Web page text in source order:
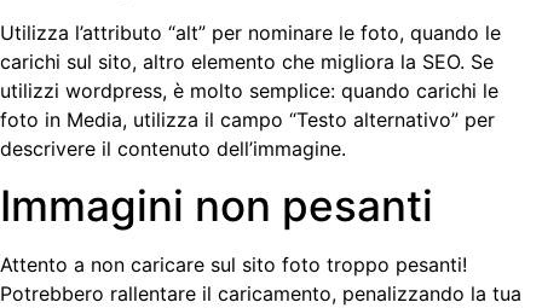
Utilizza l’attributo “alt” per nominare le foto, quando le
carichi sul sito, altro elemento che migliora la SEO. Se
utilizzi wordpress, è molto semplice: quando carichi le
foto in Media, utilizza il campo “Testo alternativo” per
descrivere il contenuto dell’immagine.
Immagini non pesanti
Attento a non caricare sul sito foto troppo pesanti!
Potrebbero rallentare il caricamento, penalizzando la tua